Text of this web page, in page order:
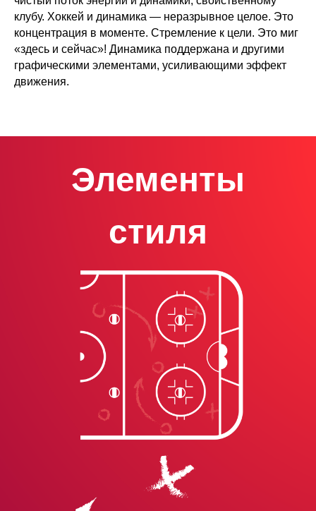
клубу. Хоккей и динамика — неразрывное целое. Это
концентрация в моменте. Стремление к цели. Это миг
«здесь и сейчас»! Динамика поддержана и другими
графическими элементами, усиливающими эффект
движения.
Элементы
стиля